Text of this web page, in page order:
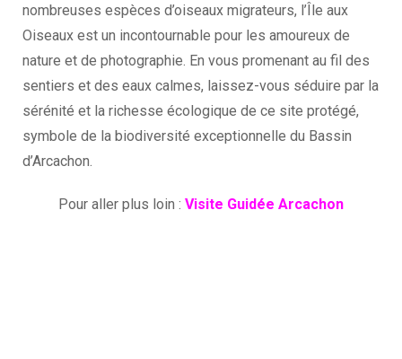
nombreuses espèces d’oiseaux migrateurs, l’Île aux
Oiseaux est un incontournable pour les amoureux de
nature et de photographie. En vous promenant au fil des
sentiers et des eaux calmes, laissez-vous séduire par la
sérénité et la richesse écologique de ce site protégé,
symbole de la biodiversité exceptionnelle du Bassin
d’Arcachon.
Pour aller plus loin : Visite Guidée Arcachon